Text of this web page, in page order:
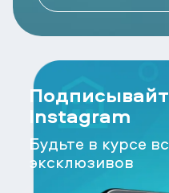
Instagram
Будьте в курсе
эксклюзивов